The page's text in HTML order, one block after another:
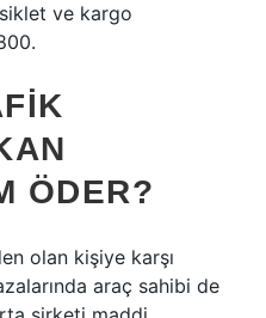
ve kargo
ÖDER?
olan kişiye karşı
araç sahibi de